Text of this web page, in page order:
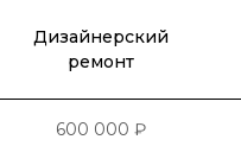
Дизайнерский
ремонт
600 000 ₽